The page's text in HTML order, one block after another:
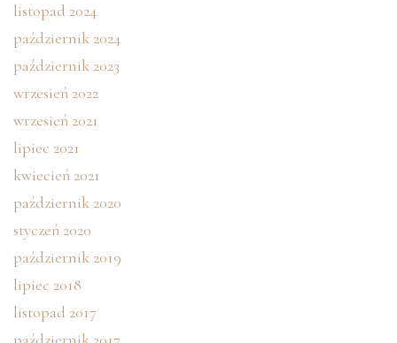
listopad 2024
październik 2024
październik 2023
wrzesień 2022
wrzesień 2021
lipiec 2021
kwiecień 2021
październik 2020
styczeń 2020
październik 2019
lipiec 2018
listopad 2017